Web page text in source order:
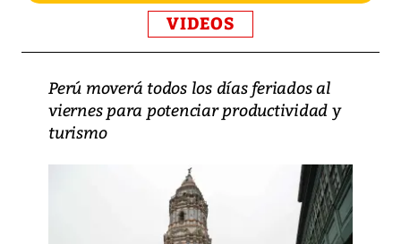
VIDEOS
Perú moverá todos los días feriados al
viernes para potenciar productividad y
turismo